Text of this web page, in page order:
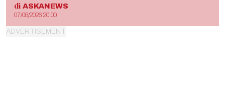
di ASKANEWS
07/08/2026 20:00